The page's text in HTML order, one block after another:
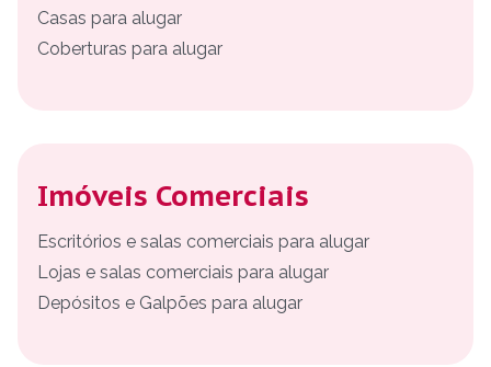
Casas para alugar
Coberturas para alugar
Imóveis Comerciais
Escritórios e salas comerciais para alugar
Lojas e salas comerciais para alugar
Depósitos e Galpões para alugar